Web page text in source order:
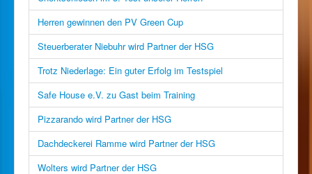
Herren gewinnen den PV Green Cup
Steuerberater Niebuhr wird Partner der HSG
Trotz Niederlage: Ein guter Erfolg im Testspiel
Safe House e.V. zu Gast beim Training
Pizzarando wird Partner der HSG
Dachdeckerei Ramme wird Partner der HSG
Wolters wird Partner der HSG